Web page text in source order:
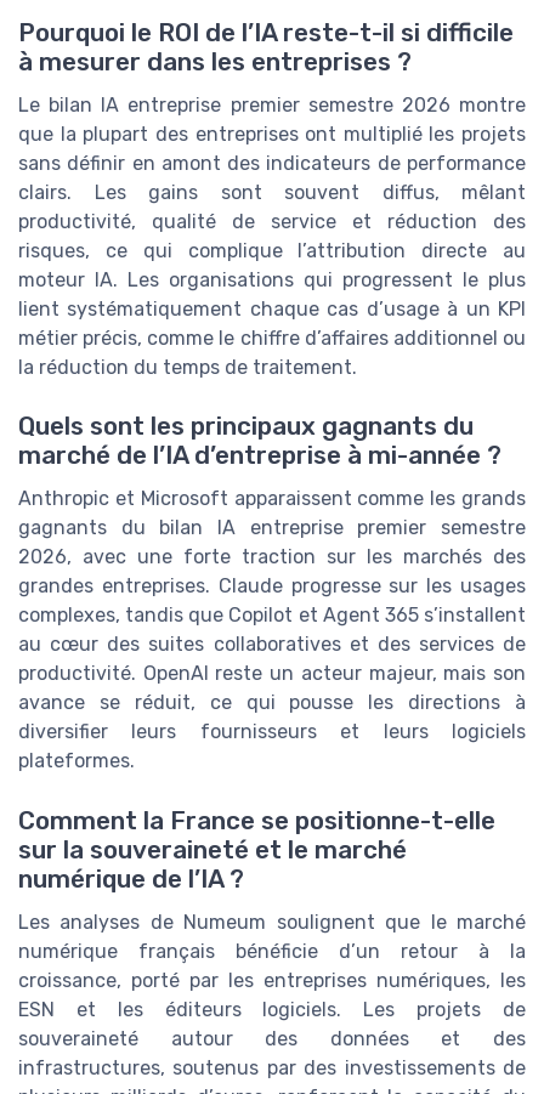
Pourquoi le ROI de l’IA reste-t-il si difficile
à mesurer dans les entreprises ?
Le bilan IA entreprise premier semestre 2026 montre
que la plupart des entreprises ont multiplié les projets
sans définir en amont des indicateurs de performance
clairs. Les gains sont souvent diffus, mêlant
productivité, qualité de service et réduction des
risques, ce qui complique l’attribution directe au
moteur IA. Les organisations qui progressent le plus
lient systématiquement chaque cas d’usage à un KPI
métier précis, comme le chiffre d’affaires additionnel ou
la réduction du temps de traitement.
Quels sont les principaux gagnants du
marché de l’IA d’entreprise à mi-année ?
Anthropic et Microsoft apparaissent comme les grands
gagnants du bilan IA entreprise premier semestre
2026, avec une forte traction sur les marchés des
grandes entreprises. Claude progresse sur les usages
complexes, tandis que Copilot et Agent 365 s’installent
au cœur des suites collaboratives et des services de
productivité. OpenAI reste un acteur majeur, mais son
avance se réduit, ce qui pousse les directions à
diversifier leurs fournisseurs et leurs logiciels
plateformes.
Comment la France se positionne-t-elle
sur la souveraineté et le marché
numérique de l’IA ?
Les analyses de Numeum soulignent que le marché
numérique français bénéficie d’un retour à la
croissance, porté par les entreprises numériques, les
ESN et les éditeurs logiciels. Les projets de
souveraineté autour des données et des
infrastructures, soutenus par des investissements de